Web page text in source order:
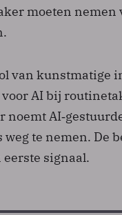
moeten nemen
van kunstmatige
AI bij
noemt
te nemen. De
signaal.